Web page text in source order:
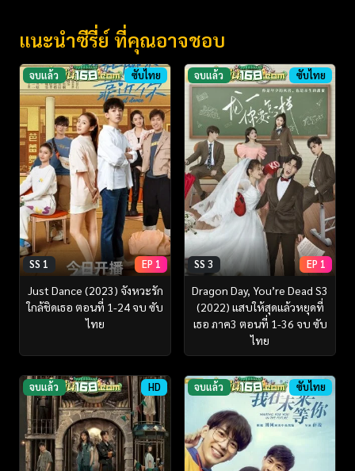
แนะนำซีรี่ย์ ที่คุณอาจชอบ
จบแล้ว ซับไทย
SS 1 EP 1
Just Dance (2023) จังหวะรัก
ใกล้ชิดเธอ ตอนที่ 1-24 จบ ซับ
ไทย
จบแล้ว ซับไทย
SS 3 EP 1
Dragon Day, You’re Dead S3
(2022) แสบให้สุดแล้วหยุดที่
เธอ ภาค3 ตอนที่ 1-36 จบ ซับ
ไทย
จบแล้ว HD จบแล้ว ซับไทย